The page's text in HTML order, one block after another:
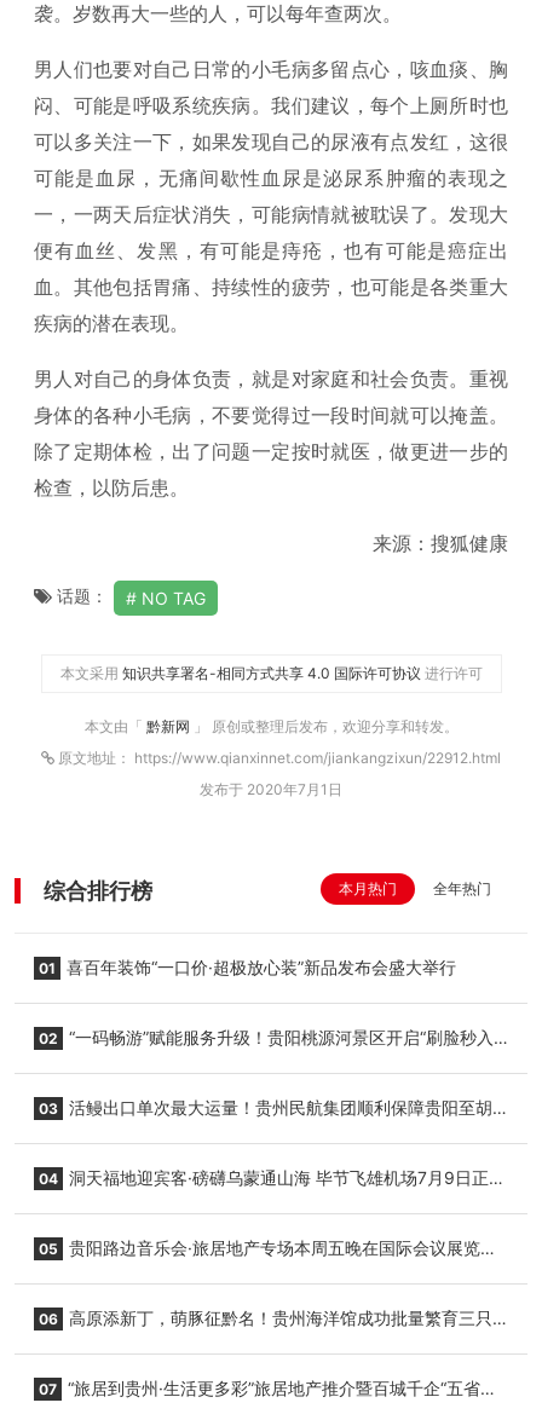
袭。岁数再大一些的人，可以每年查两次。
男人们也要对自己日常的小毛病多留点心，咳血痰、胸
闷、可能是呼吸系统疾病。我们建议，每个上厕所时也
可以多关注一下，如果发现自己的尿液有点发红，这很
可能是血尿，无痛间歇性血尿是泌尿系肿瘤的表现之
一，一两天后症状消失，可能病情就被耽误了。发现大
便有血丝、发黑，有可能是痔疮，也有可能是癌症出
血。其他包括胃痛、持续性的疲劳，也可能是各类重大
疾病的潜在表现。
男人对自己的身体负责，就是对家庭和社会负责。重视
身体的各种小毛病，不要觉得过一段时间就可以掩盖。
除了定期体检，出了问题一定按时就医，做更进一步的
检查，以防后患。
来源：搜狐健康
话题： NO TAG
本文采用 知识共享署名-相同方式共享 4.0 国际许可协议 进行许可
本文由「 黔新网 」 原创或整理后发布，欢迎分享和转发。
原文地址： https://www.qianxinnet.com/jiankangzixun/22912.html
发布于 2020年7月1日
综合排行榜 本月热门 全年热门
01 喜百年装饰“一口价·超极放心装”新品发布会盛大举行
02 “一码畅游”赋能服务升级！贵阳桃源河景区开启“刷脸秒入
03 活鳗出口单次最大运量！贵州民航集团顺利保障贵阳至胡
04 洞天福地迎宾客·磅礴乌蒙通山海 毕节飞雄机场7月9日正式
05 贵阳路边音乐会·旅居地产专场本周五晚在国际会议展览中
06 高原添新丁，萌豚征黔名！贵州海洋馆成功批量繁育三只
07 “旅居到贵州·生活更多彩”旅居地产推介暨百城千企“五省